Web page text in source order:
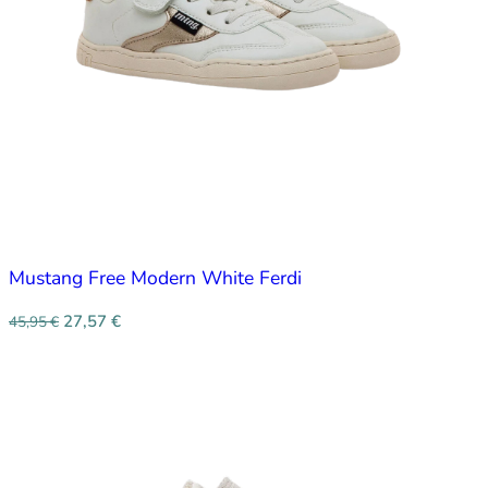
Mustang Free Modern White Ferdi
45,95€ 27,57 €